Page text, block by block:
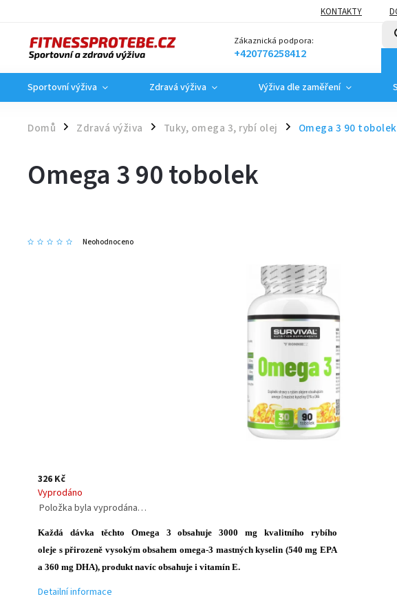
KONTAKTY
Zákaznická podpora:
+420776258412
Sportovní výživa Zdravá výživa Výživa dle zaměření
Domů / Zdravá výživa / Tuky, omega 3, rybí olej / Omega 3 90 tobolek
Omega 3 90 tobolek
Neohodnoceno
326 Kč
Vyprodáno
Položka byla vyprodána…
Každá dávka těchto Omega 3 obsahuje 3000 mg kvalitního rybího
oleje s přirozeně vysokým obsahem omega-3 mastných kyselin (540 mg EPA
a 360 mg DHA), produkt navíc obsahuje i vitamín E.
Detailní informace